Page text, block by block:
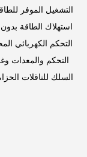
التشغيل الموفر
استهلاك الطاقة
التحكم الكهربائي
التحكم والمعدات
السلك للناقلات